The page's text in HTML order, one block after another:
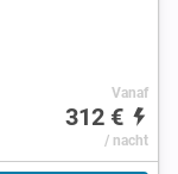
Vanaf
312 €
/ nacht